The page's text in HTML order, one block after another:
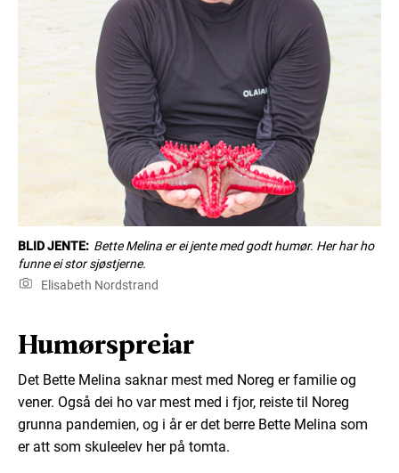
BLID JENTE: Bette Melina er ei jente med godt humør. Her har ho
funne ei stor sjøstjerne.
Elisabeth Nordstrand
Humørspreiar
Det Bette Melina saknar mest med Noreg er familie og
vener. Også dei ho var mest med i fjor, reiste til Noreg
grunna pandemien, og i år er det berre Bette Melina som
er att som skuleelev her på tomta.